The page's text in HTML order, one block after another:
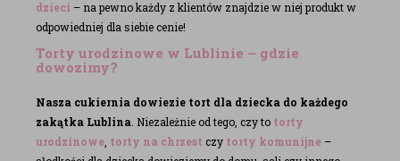
dzieci – na pewno każdy z klientów znajdzie w niej produkt w
odpowiedniej dla siebie cenie!
Torty urodzinowe w Lublinie – gdzie
dowozimy?
Nasza cukiernia dowiezie tort dla dziecka do każdego
zakątka Lublina . Niezależnie od tego, czy to torty
urodzinowe torty na chrzest czy torty komunijne –